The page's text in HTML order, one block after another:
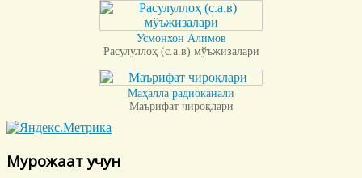
Усмонхон Алимов
Расулуллоҳ (с.а.в) мўъжизалари
Маҳалла радиоканали
Маърифат чироқлари
Мурожаат учун